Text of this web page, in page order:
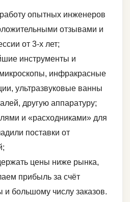
опытных инженеров
отзывами и
от 3-х лет;
инструменты и
инфракрасные
ультразвуковые ванны
другую аппаратуру;
и «расходниками» для
поставки от
цены ниже рынка,
прибыль за счёт
и большому числу заказов.